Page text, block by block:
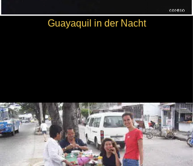
Guayaquil in der Nacht